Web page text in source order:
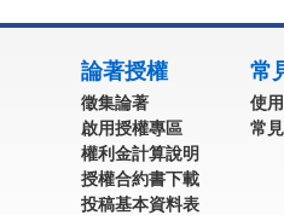
論著授權
徵集論著
啟用授權專區
權利金計算說明
授權合約書下載
投稿基本資料表
常
使
常